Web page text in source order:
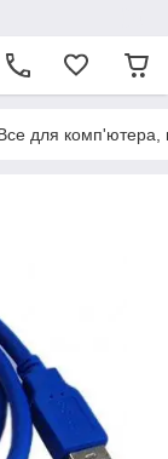
для комп'ютера,